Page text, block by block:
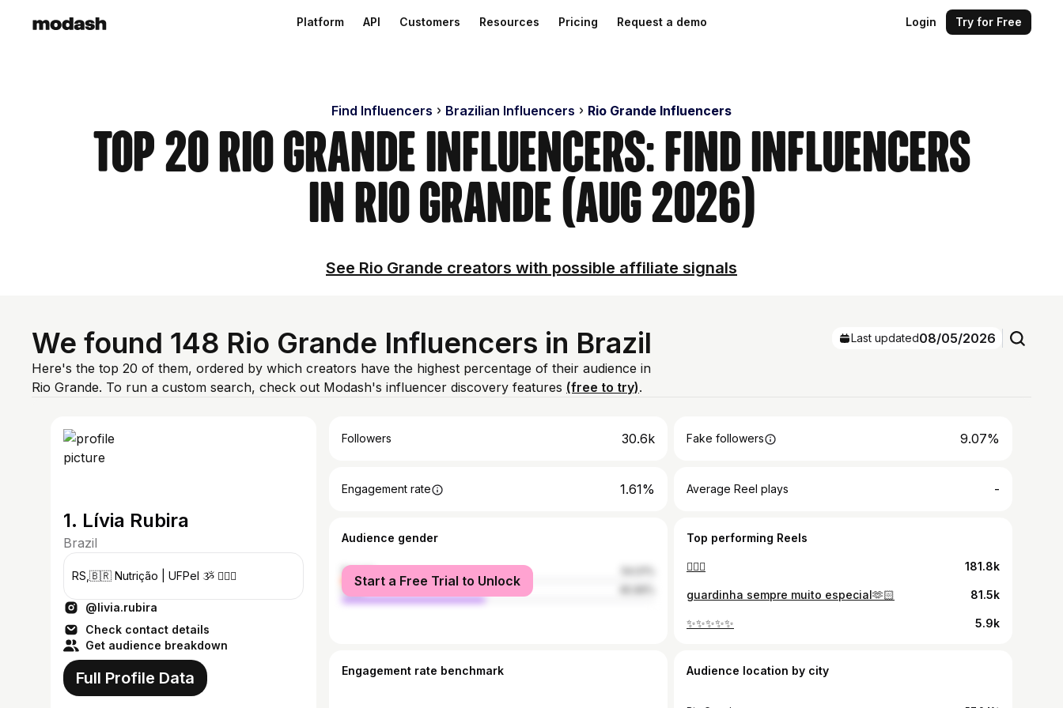
Platform API Customers Resources Pricing Request a demo Login Try for Free
Find Influencers Brazilian Influencers Rio Grande Influencers
Top 20 Rio Grande Influencers: Find Influencers
in Rio Grande (Aug 2026)
See Rio Grande creators with possible affiliate signals
We found 148 Rio Grande Influencers in Brazil
Here's the top 20 of them, ordered by which creators have the highest percentage of their audience in
Rio Grande. To run a custom search, check out Modash's influencer discovery features (free to try).
Last updated08/05/2026
1. Lívia Rubira
Brazil
RS,🇧🇷 Nutrição | UFPel ૐ 🧜🏼‍♀️
@livia.rubira
Check contact details
Get audience breakdown
Full Profile Data
Followers 30.6k Fake followers 9.07%
Engagement rate 1.61% Average Reel plays -
Audience gender
female
male
Start a Free Trial to Unlock
Top performing Reels
🧜🏻‍♀️ 181.8k
guardinha sempre muito especial🫶🏻 81.5k
✨✨✨✨✨ 5.9k
Engagement rate benchmark Audience location by city